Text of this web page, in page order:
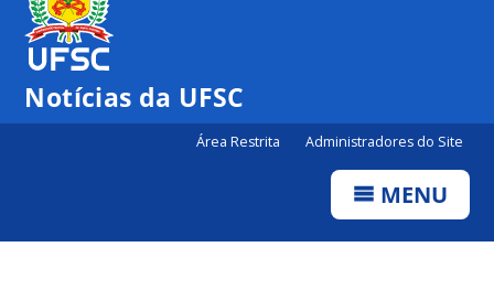
Notícias da UFSC
Área Restrita Administradores do Site
MENU